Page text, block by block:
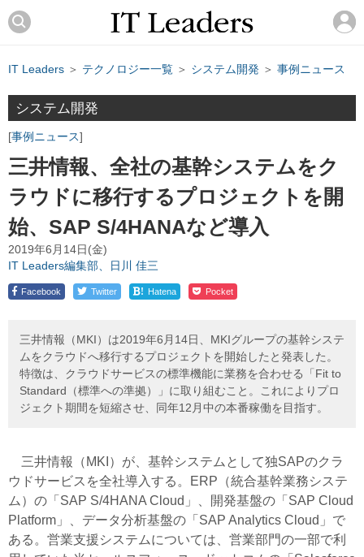
IT Leaders ＞ テクノロジー一覧 ＞ システム開発 ＞ 事例ニュース
システム開発
事例ニュース
三井情報、全社の基幹システムをク
ラウドに移行するプロジェクトを開
始、SAP S/4HANAなど導入
2019年6月14日(金)
IT Leaders編集部、日川 佳三
Facebook Twitter ! Hatena Pocket
三井情報（MKI）は2019年6月14日、MKIグループの基幹システ
ムをクラウドへ移行するプロジェクトを開始したと発表した。
特徴は、クラウドサービスの標準機能に業務を合わせる「Fit to
Standard（標準への準拠）」に取り組むこと。これによりプロ
ジェクト期間を短縮させ、同年12月中の本番稼働を目指す。
三井情報（MKI）が、基幹システムとして独SAPのクラ
ウドサービスを全社導入する。ERP（統合基幹業務システ
ム）の「SAP S/4HANA Cloud」、開発基盤の「SAP Cloud
Platform」、データ分析基盤の「SAP Analytics Cloud」で
ある。営業支援システムについては、営業部門の一部で利